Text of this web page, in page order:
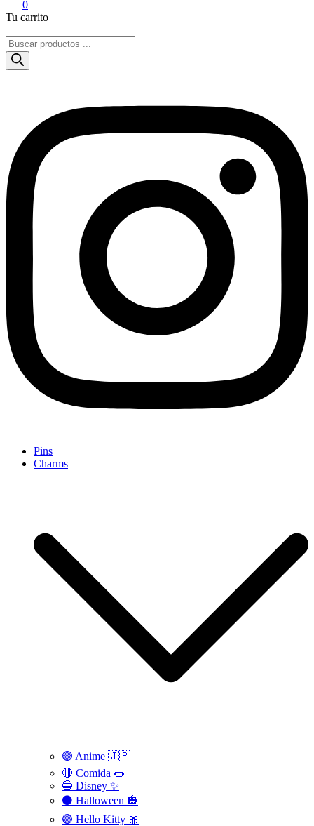
0
Tu carrito
Búsqueda
de
productos
Pins
Charms
🟢 Anime 🇯🇵
🔴 Comida 🌭
🔵 Disney ✨
⚫ Halloween 🎃
🟣 Hello Kitty 🎀